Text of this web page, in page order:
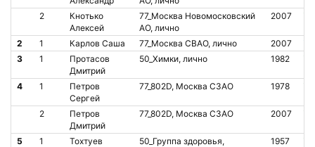
2
Кнотько
Алексей
77_Москва Новомосковский
АО, лично
2007
2 1 Карлов Саша 77_Москва СВАО, лично 2007
3 1
Протасов
Дмитрий
50_Химки, лично 1982
4 1
Петров
Сергей
77_802D, Москва СЗАО 1978
2
Петров
Дмитрий
77_802D, Москва СЗАО 2007
5 1
Тохтуев
50_Группа здоровья,
1957